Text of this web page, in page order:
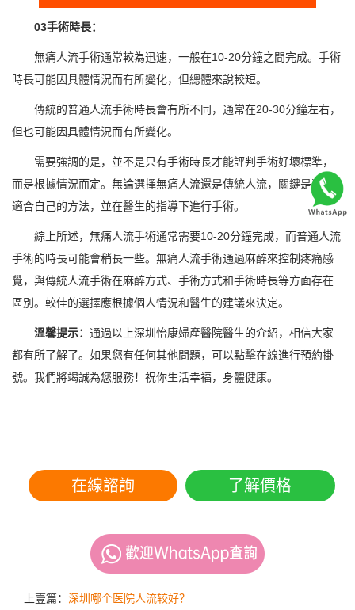
03手術時長：
無痛人流手術通常較為迅速，一般在10-20分鐘之間完成。手術
時長可能因具體情況而有所變化，但總體來說較短。
傳統的普通人流手術時長會有所不同，通常在20-30分鐘左右，
但也可能因具體情況而有所變化。
需要強調的是，並不是只有手術時長才能評判手術好壞標準，
而是根據情況而定。無論選擇無痛人流還是傳統人流，關鍵是選擇
適合自己的方法，並在醫生的指導下進行手術。
綜上所述，無痛人流手術通常需要10-20分鐘完成，而普通人流
手術的時長可能會稍長一些。無痛人流手術通過麻醉來控制疼痛感
覺，與傳統人流手術在麻醉方式、手術方式和手術時長等方面存在
區別。較佳的選擇應根據個人情況和醫生的建議來決定。
溫馨提示： 通過以上深圳怡康婦產醫院醫生的介紹，相信大家
都有所了解了。如果您有任何其他問題，可以點擊在線進行預約掛
號。我們將竭誠為您服務！祝你生活幸福，身體健康。
在線諮詢 了解價格
上壹篇： 深圳哪个医院人流较好？